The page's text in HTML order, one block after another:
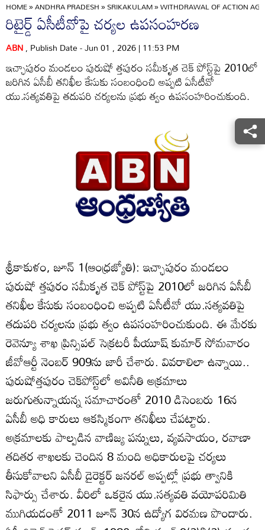
HOME»ANDHRA PRADESH»SRIKAKULAM»WITHDRAWAL OF ACTION
రిటైర్డ్‌ ఏసీటీవోపై చర్యల ఉపసంహరణ
ABN, Publish Date - Jun 01 , 2026 | 11:53 PM
ఇచ్ఛాపురం మండలం పురుషో త్తపురం సమీకృత చెక్‌ పోస్ట్‌పై 2010లో
జరిగిన ఏసీబీ తనిఖీల కేసుకు సంబంధించి అప్పటి ఏసీటీవో
యు.సత్యవతిపై తదుపరి చర్యలను ప్రభు త్వం ఉపసంహరించుకుంది.
శ్రీకాకుళం, జూన్‌ 1(ఆంధ్రజ్యోతి): ఇచ్ఛాపురం మండలం
పురుషో త్తపురం సమీకృత చెక్‌ పోస్ట్‌పై 2010లో జరిగిన ఏసీబీ
తనిఖీల కేసుకు సంబంధించి అప్పటి ఏసీటీవో యు.సత్యవతిపై
తదుపరి చర్యలను ప్రభు త్వం ఉపసంహరించుకుంది. ఈ మేరకు
రెవెన్యూ శాఖ ప్రిన్సిపల్‌ సెక్రటరీ పీయూష్‌ కుమార్‌ సోమవారం
జీవోఆర్టీ నెంబర్‌ 909ను జారీ చేశారు. వివరాలిలా ఉన్నాయి..
పురుషోత్తపురం చెక్‌పోస్ట్‌లో అవినీతి అక్రమాలు
జరుగుతున్నాయన్న సమాచారంతో 2010 డిసెంబరు 16న
ఏసీబీ అధి కారులు ఆకస్మికంగా తనిఖీలు చేపట్టారు.
అక్రమాలకు పాల్పడిన వాణిజ్య పన్నులు, వ్యవసాయం, రవాణా
తదితర శాఖలకు చెందిన 8 మంది అధికారులపై చర్యలు
తీసుకోవాలని ఏసీబీ డైరెక్టర్‌ జనరల్‌ అప్పట్లో ప్రభు త్వానికి
సిఫార్సు చేశారు. వీరిలో ఒకరైన యు.సత్యవతి వయోపరిమితి
ముగియడంతో 2011 జూన్‌ 30న ఉద్యోగ విరమణ పొందారు.